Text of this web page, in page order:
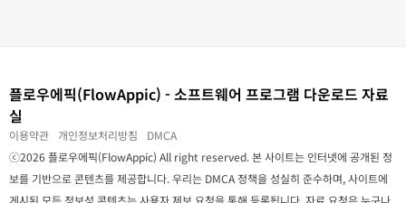
플로우에픽(FlowAppic) - 소프트웨어 프로그램 다운로드 자료
실
이용약관 개인정보처리방침
DMCA
ⓒ2026 플로우에픽(FlowAppic) All right reserved. 본 사이트는 인터넷에 공개된 정
보를 기반으로 콘텐츠를 제공합니다. 우리는 DMCA 정책을 성실히 준수하며, 사이트에
게시된 모든 정보성 콘텐츠는 사용자 제보 요청을 통해 등록됩니다. 자료 요청은 누구나